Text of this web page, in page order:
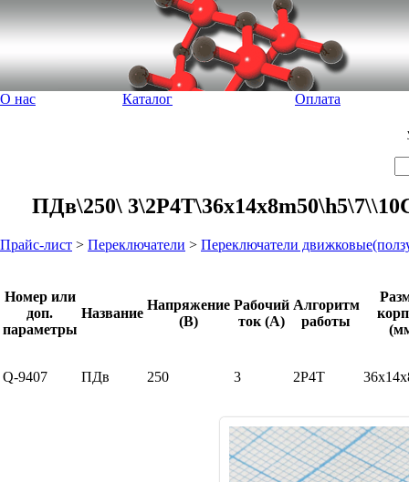
О нас Каталог Оплата
ПДв\250\
Прайс-лист > Переключатели > Переключатели
Номер или
доп.
параметры
Название
Напряжение
(В)
Рабочий
ток (А)
Алгоритм
работы
Q-9407 ПДв 250 3 2P4T